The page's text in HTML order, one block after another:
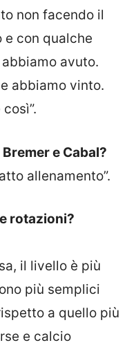
non facendo il
e con qualche
avuto.
abbiamo vinto.
e Cabal?
allenamento”.
rotazioni?
il livello è più
più semplici
a quello più
e calcio